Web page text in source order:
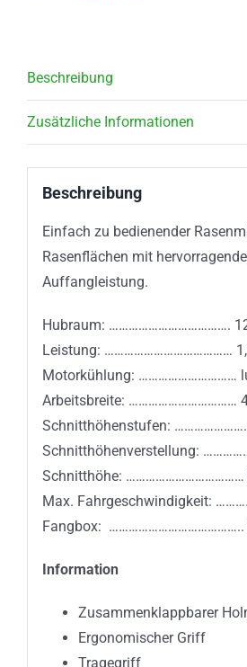
Beschreibung
Zusätzliche Informationen
Beschreibung
Einfach zu bedienender
Rasenflächen mit
Auffangleistung.
Hubraum: ……………………………….
Leistung: …………………………………
Motorkühlung: …………………………
Arbeitsbreite: ……………………………
Schnitthöhenstufen:
Schnitthöhenverstellung:
Schnitthöhe: ………………………………
Max. Fahrgeschwindigkeit:
Fangbox: …………………………………..
Information
Zusammenklappbarer
Ergonomischer Griff
Tragegriff